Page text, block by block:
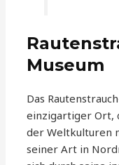
Museum
Das
einzigartiger Ort,
der Weltkulturen
seiner Art in